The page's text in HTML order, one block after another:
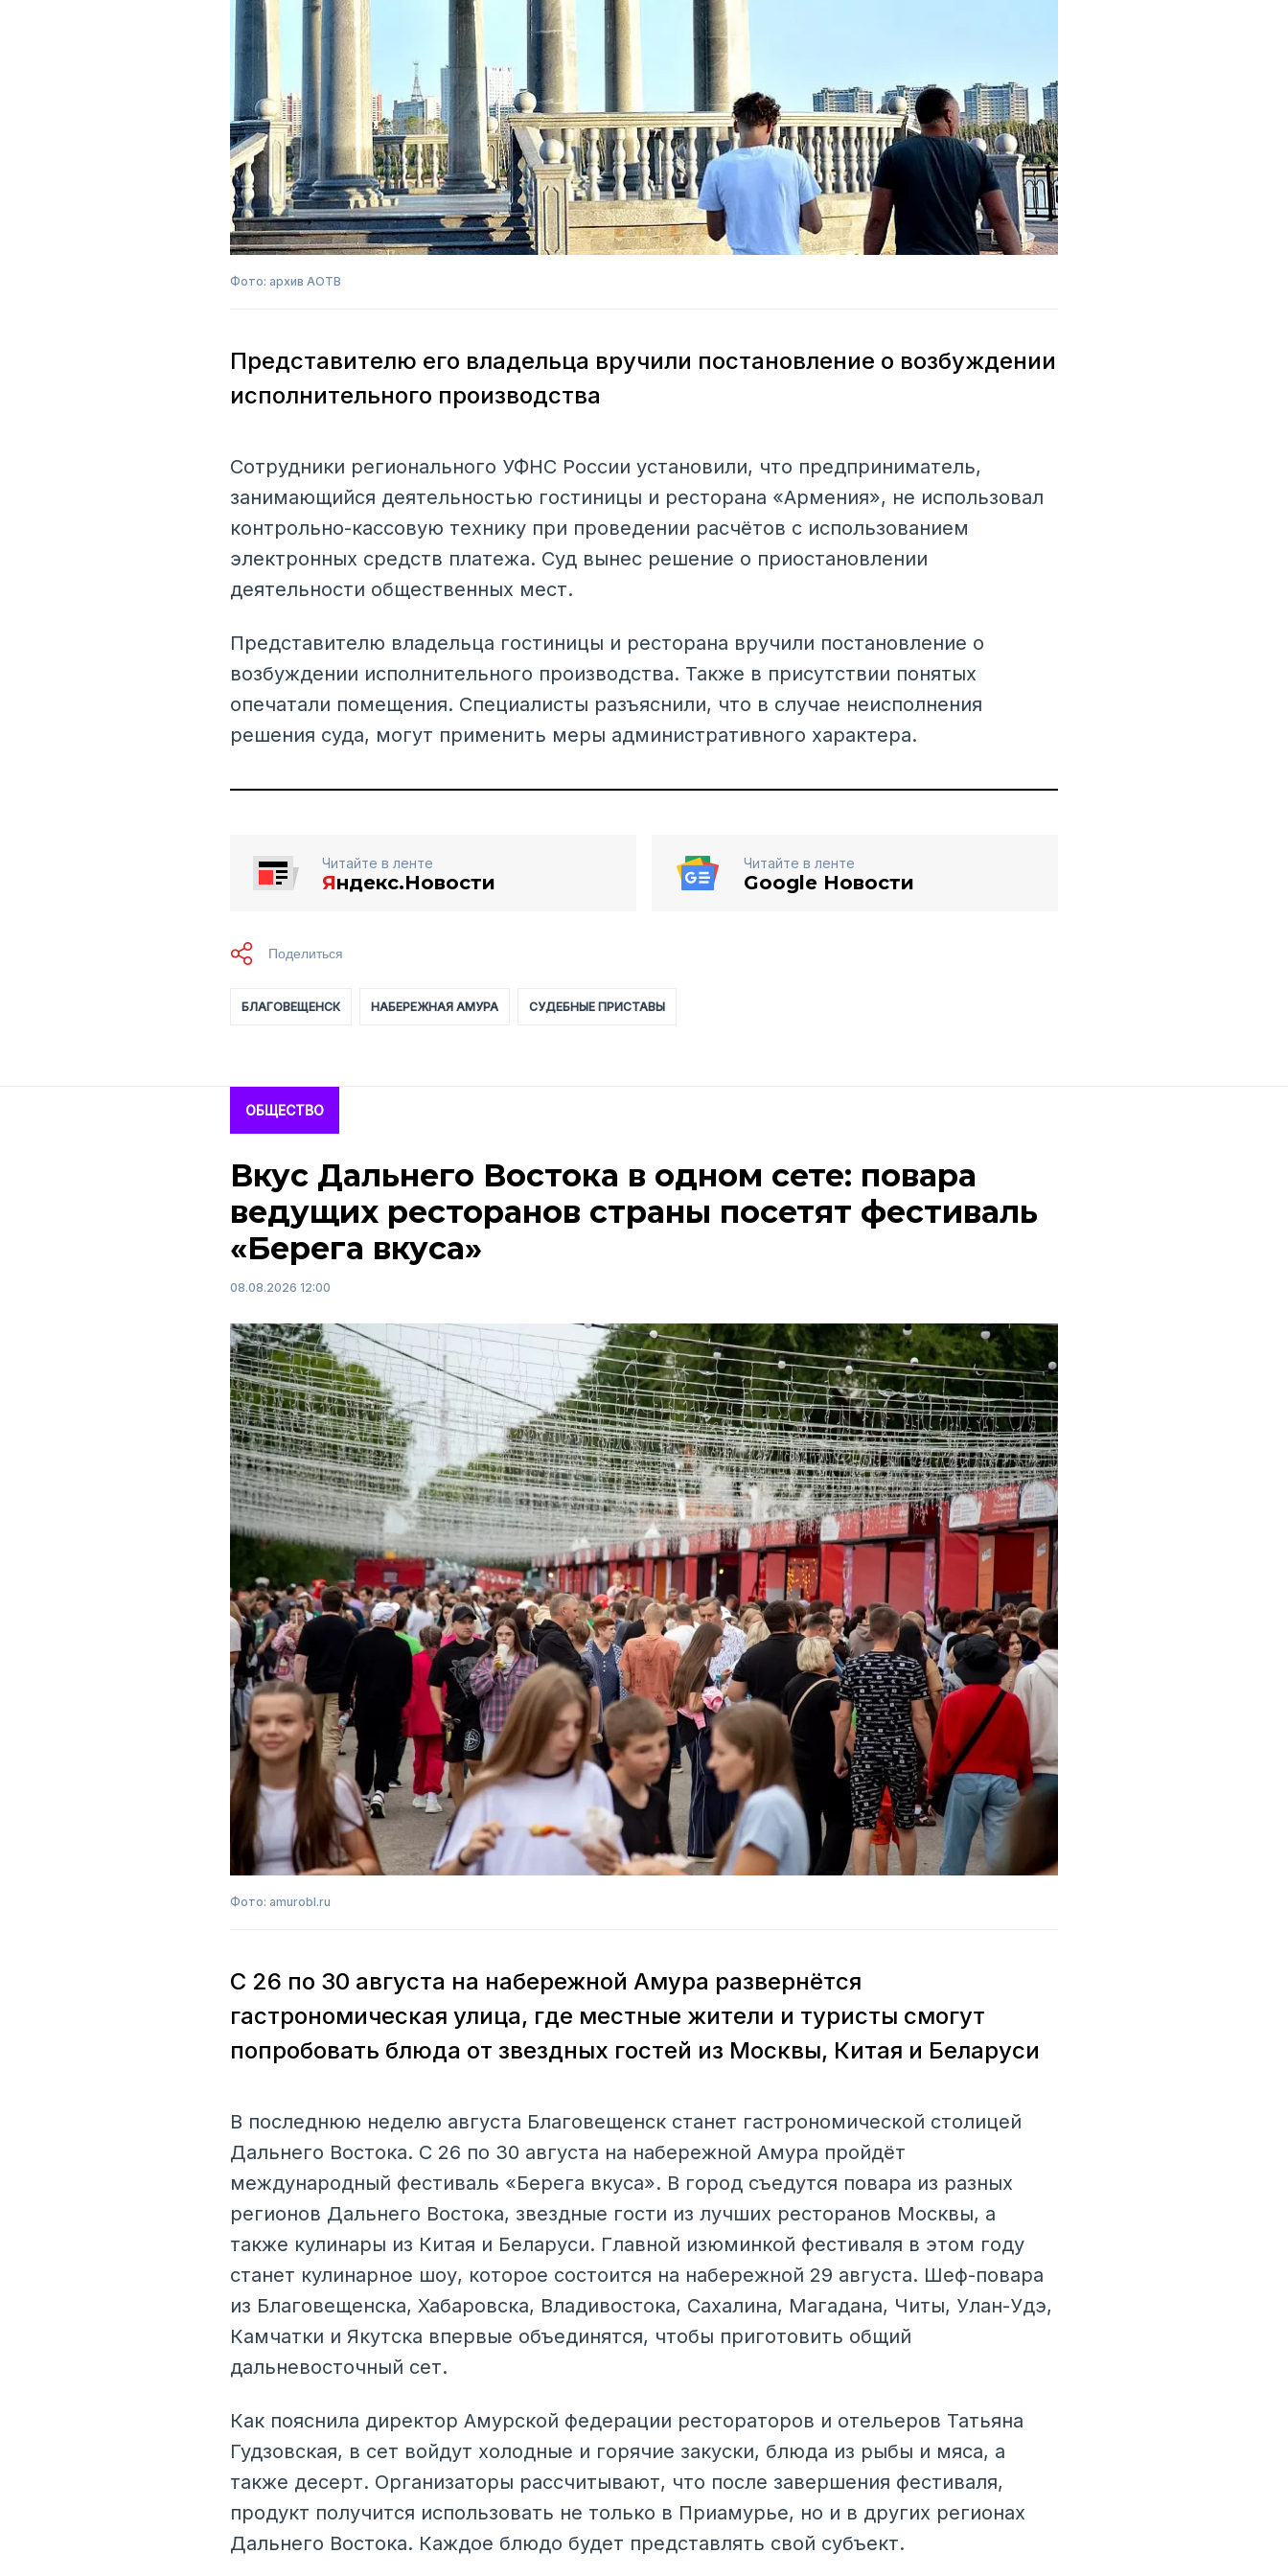
Фото: архив АОТВ
Представителю его владельца вручили постановление о возбуждении
исполнительного производства
Сотрудники регионального УФНС России установили, что предприниматель,
занимающийся деятельностью гостиницы и ресторана «Армения», не использовал
контрольно-кассовую технику при проведении расчётов с использованием
электронных средств платежа. Суд вынес решение о приостановлении
деятельности общественных мест.
Представителю владельца гостиницы и ресторана вручили постановление о
возбуждении исполнительного производства. Также в присутствии понятых
опечатали помещения. Специалисты разъяснили, что в случае неисполнения
решения суда, могут применить меры административного характера.
Читайте в ленте
Яндекс.Новости
Читайте в ленте
Google Новости
БЛАГОВЕЩЕНСК НАБЕРЕЖНАЯ АМУРА СУДЕБНЫЕ ПРИСТАВЫ
ОБЩЕСТВО
Вкус Дальнего Востока в одном сете: повара
ведущих ресторанов страны посетят фестиваль
«Берега вкуса»
08.08.2026 12:00
Фото: amurobl.ru
С 26 по 30 августа на набережной Амура развернётся
гастрономическая улица, где местные жители и туристы смогут
попробовать блюда от звездных гостей из Москвы, Китая и Беларуси
В последнюю неделю августа Благовещенск станет гастрономической столицей
Дальнего Востока. С 26 по 30 августа на набережной Амура пройдёт
международный фестиваль «Берега вкуса». В город съедутся повара из разных
регионов Дальнего Востока, звездные гости из лучших ресторанов Москвы, а
также кулинары из Китая и Беларуси. Главной изюминкой фестиваля в этом году
станет кулинарное шоу, которое состоится на набережной 29 августа. Шеф-повара
из Благовещенска, Хабаровска, Владивостока, Сахалина, Магадана, Читы, Улан-Удэ,
Камчатки и Якутска впервые объединятся, чтобы приготовить общий
дальневосточный сет.
Как пояснила директор Амурской федерации рестораторов и отельеров Татьяна
Гудзовская, в сет войдут холодные и горячие закуски, блюда из рыбы и мяса, а
также десерт. Организаторы рассчитывают, что после завершения фестиваля,
продукт получится использовать не только в Приамурье, но и в других регионах
Дальнего Востока. Каждое блюдо будет представлять свой субъект.